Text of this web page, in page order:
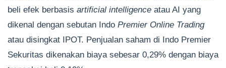
beli efek berbasis artificial intelligence atau AI yang
dikenal dengan sebutan Indo Premier Online Trading
atau disingkat IPOT. Penjualan saham di Indo Premier
Sekuritas dikenakan biaya sebesar 0,29% dengan biaya